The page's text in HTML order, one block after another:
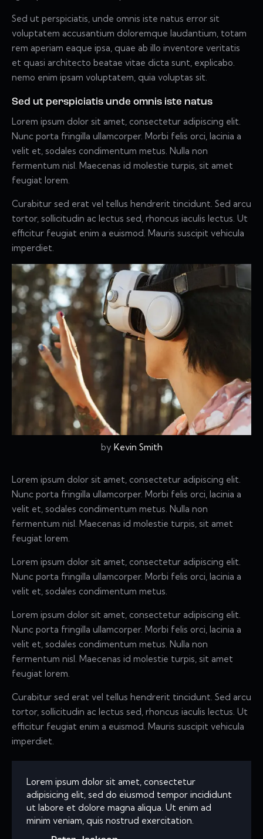
Sed ut perspiciatis, unde omnis iste natus error sit
voluptatem accusantium doloremque laudantium, totam
rem aperiam eaque ipsa, quae ab illo inventore veritatis
et quasi architecto beatae vitae dicta sunt, explicabo.
nemo enim ipsam voluptatem, quia voluptas sit.
Sed ut perspiciatis unde omnis iste natus
Lorem ipsum dolor sit amet, consectetur adipiscing elit.
Nunc porta fringilla ullamcorper. Morbi felis orci, lacinia a
velit et, sodales condimentum metus. Nulla non
fermentum nisl. Maecenas id molestie turpis, sit amet
feugiat lorem.
Curabitur sed erat vel tellus hendrerit tincidunt. Sed arcu
tortor, sollicitudin ac lectus sed, rhoncus iaculis lectus. Ut
efficitur feugiat enim a euismod. Mauris suscipit vehicula
imperdiet.
by Kevin Smith
Lorem ipsum dolor sit amet, consectetur adipiscing elit.
Nunc porta fringilla ullamcorper. Morbi felis orci, lacinia a
velit et, sodales condimentum metus. Nulla non
fermentum nisl. Maecenas id molestie turpis, sit amet
feugiat lorem.
Lorem ipsum dolor sit amet, consectetur adipiscing elit.
Nunc porta fringilla ullamcorper. Morbi felis orci, lacinia a
velit et, sodales condimentum metus.
Lorem ipsum dolor sit amet, consectetur adipiscing elit.
Nunc porta fringilla ullamcorper. Morbi felis orci, lacinia a
velit et, sodales condimentum metus. Nulla non
fermentum nisl. Maecenas id molestie turpis, sit amet
feugiat lorem.
Curabitur sed erat vel tellus hendrerit tincidunt. Sed arcu
tortor, sollicitudin ac lectus sed, rhoncus iaculis lectus. Ut
efficitur feugiat enim a euismod. Mauris suscipit vehicula
imperdiet.
Lorem ipsum dolor sit amet, consectetur
adipisicing elit, sed do eiusmod tempor incididunt
ut labore et dolore magna aliqua. Ut enim ad
minim veniam, quis nostrud exercitation.